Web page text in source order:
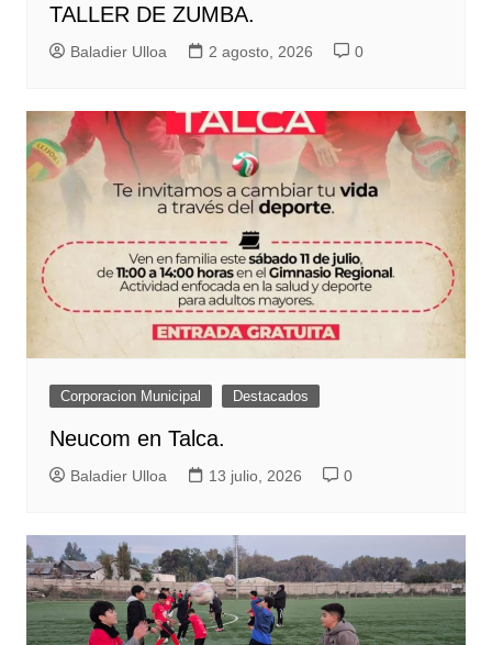
TALLER DE ZUMBA.
Baladier Ulloa 2 agosto, 2026 0
Corporacion Municipal Destacados
Neucom en Talca.
Baladier Ulloa 13 julio, 2026 0